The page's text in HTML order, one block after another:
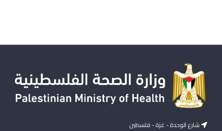
شارع الوحدة - غزة - فلسطين